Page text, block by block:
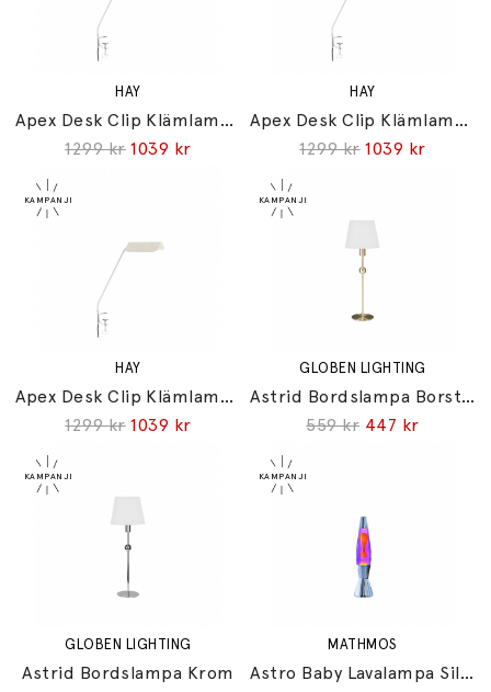
HAY
Apex Desk Clip Klämlampa Iron Black
1299 kr 1039 kr
HAY
Apex Desk Clip Klämlampa Luis Pink
1299 kr 1039 kr
HAY
Apex Desk Clip Klämlampa Oyster White
1299 kr 1039 kr
GLOBEN LIGHTING
Astrid Bordslampa Borstad Mässing
559 kr 447 kr
GLOBEN LIGHTING
Astrid Bordslampa Krom
MATHMOS
Astro Baby Lavalampa Silver Violet/Orange